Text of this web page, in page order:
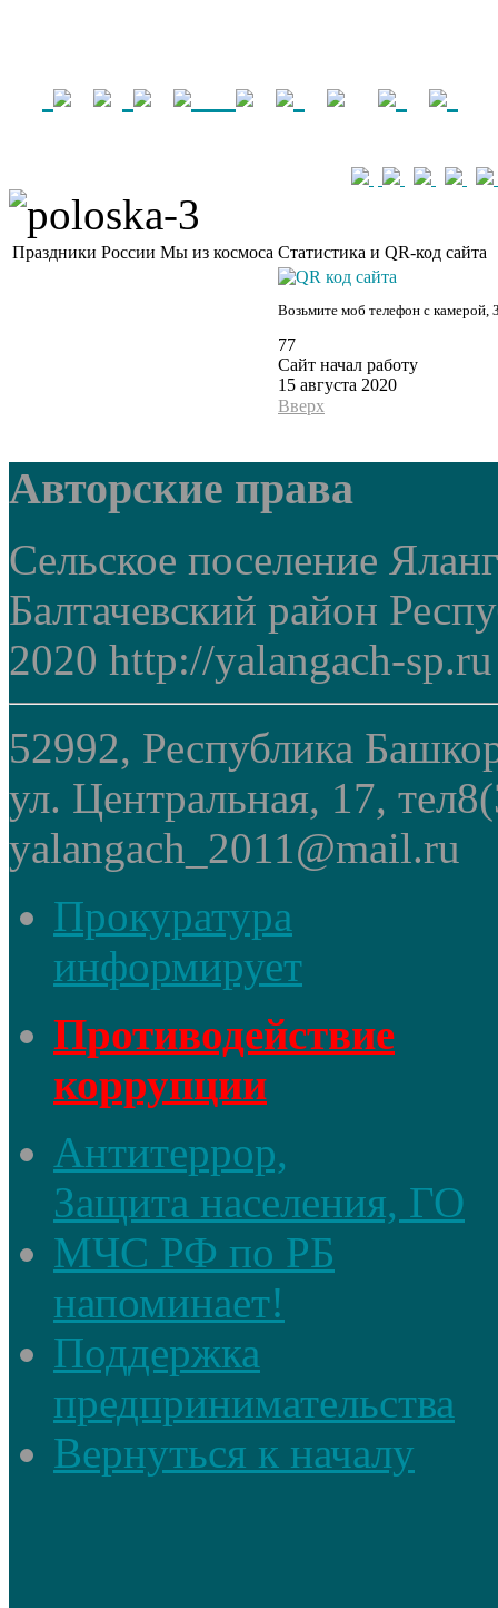
Праздники России Мы из космоса Статистика и QR-код сайта
Возьмите моб телефон с камерой,
77
Сайт начал работу
15 августа 2020
Вверх
Авторские права
Сельское поселение
Балтачевский район
2020 http://yalangach-sp.ru
52992, Республика
ул. Центральная, 17,
yalangach_2011@mail.ru
Прокуратура
информирует
Противодействие
коррупции
Антитеррор,
Защита населения, ГО
МЧС РФ по РБ
напоминает!
Поддержка
предпринимательства
Вернуться к началу